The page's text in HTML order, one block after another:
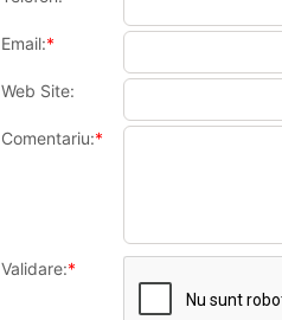
Email:*
Web Site:
Comentariu:*
Validare:*